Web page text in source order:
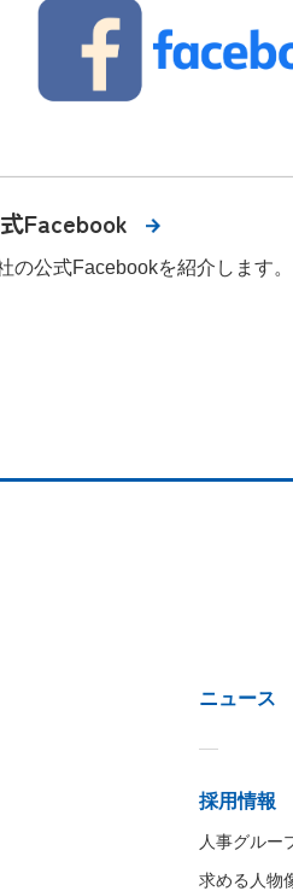
Facebook
の公式Facebookを紹介します。
ニュース
採用情報
人事グルー
求める人物